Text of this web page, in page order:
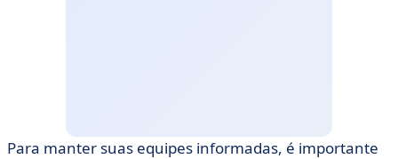
Para manter suas equipes informadas, é importante